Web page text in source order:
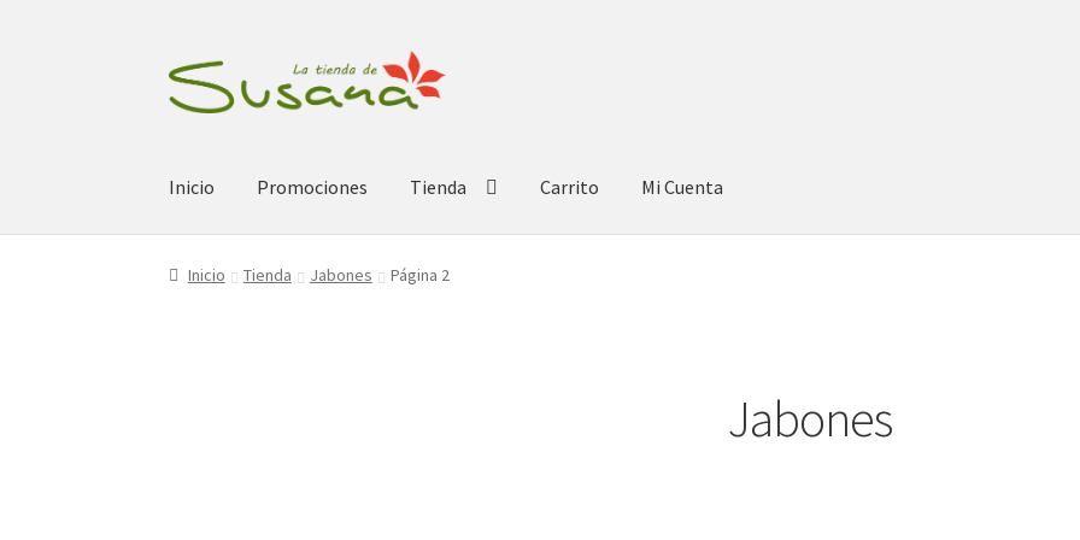
Ir
a
Ir
al
Inicio Promociones Tienda Carrito Mi Cuenta
Inicio Tienda Jabones Página 2
Jabones